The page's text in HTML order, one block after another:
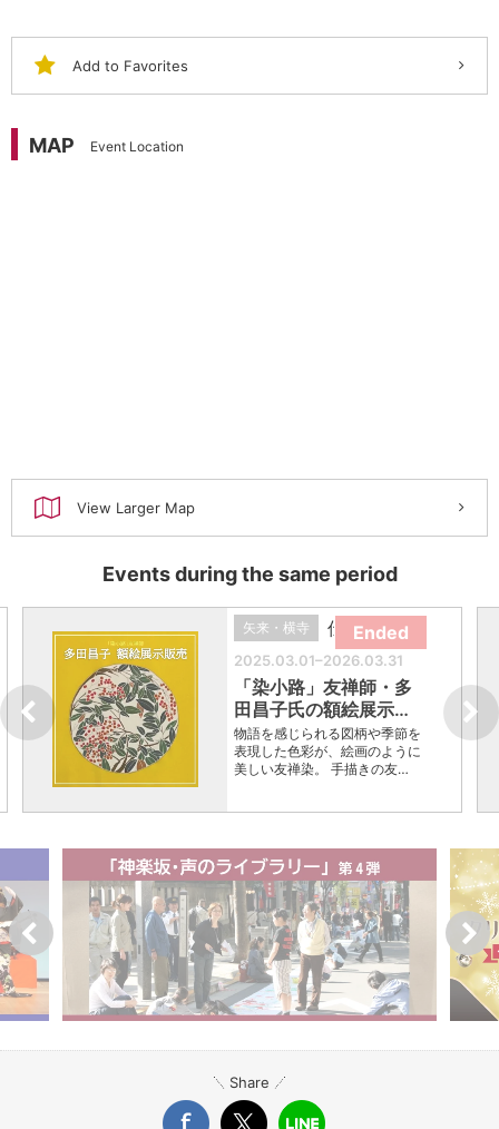
Add to Favorites
MAP Event Location
View Larger Map
Events during the same period
Ended
矢来・横寺 伝統芸能
2025.03.01–2026.03.31
「染小路」友禅師・多
田昌子氏の額絵展示…
物語を感じられる図柄や季節を
表現した色彩が、絵画のように
美しい友禅染。 手描きの友…
Share